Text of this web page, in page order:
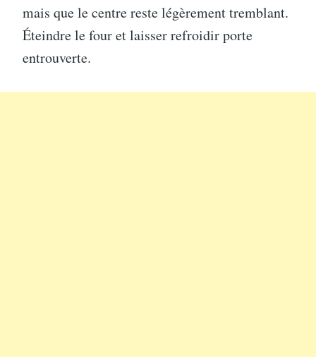
mais que le centre reste légèrement tremblant.
Éteindre le four et laisser refroidir porte
entrouverte.